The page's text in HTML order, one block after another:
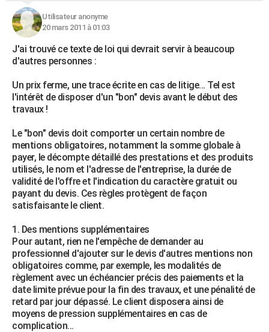
Utilisateur anonyme
20 mars 2011 à 01:03
J'ai trouvé ce texte de loi qui devrait servir à beaucoup
d'autres personnes :
Un prix ferme, une trace écrite en cas de litige... Tel est
l'intérêt de disposer d'un "bon" devis avant le début des
travaux !
Le "bon" devis doit comporter un certain nombre de
mentions obligatoires, notamment la somme globale à
payer, le décompte détaillé des prestations et des produits
utilisés, le nom et l'adresse de l'entreprise, la durée de
validité de l'offre et l'indication du caractère gratuit ou
payant du devis. Ces règles protègent de façon
satisfaisante le client.
1. Des mentions supplémentaires
Pour autant, rien ne l'empêche de demander au
professionnel d'ajouter sur le devis d'autres mentions non
obligatoires comme, par exemple, les modalités de
règlement avec un échéancier précis des paiements et la
date limite prévue pour la fin des travaux, et une pénalité de
retard par jour dépassé. Le client disposera ainsi de
moyens de pression supplémentaires en cas de
complication...